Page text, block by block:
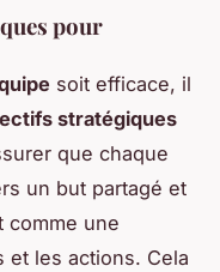
pour
soit efficace, il
stratégiques
que chaque
un but partagé et
comme une
et les actions. Cela